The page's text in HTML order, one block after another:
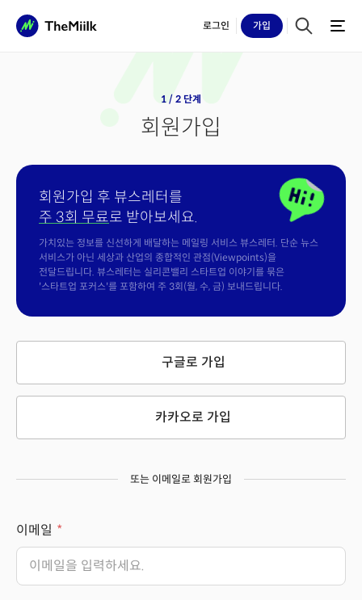
로그인 가입
1 / 2 단계
회원가입
회원가입 후 뷰스레터를
주 3회 무료로 받아보세요.
가치있는 정보를 신선하게 배달하는 메일링 서비스 뷰스레터. 단순 뉴스
서비스가 아닌 세상과 산업의 종합적인 관점(Viewpoints)을
전달드립니다. 뷰스레터는 실리콘밸리 스타트업 이야기를 묶은
'스타트업 포커스'를 포함하여 주 3회(월, 수, 금) 보내드립니다.
구글로 가입
카카오로 가입
또는 이메일로 회원가입
이메일